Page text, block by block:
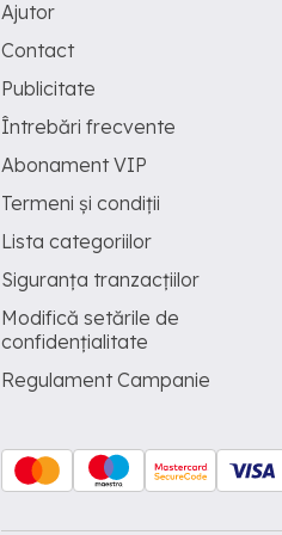
Ajutor
Contact
Publicitate
Întrebări frecvente
Abonament VIP
Termeni și condiții
Lista categoriilor
Siguranța tranzacțiilor
Modifică setările de
confidențialitate
Regulament Campanie